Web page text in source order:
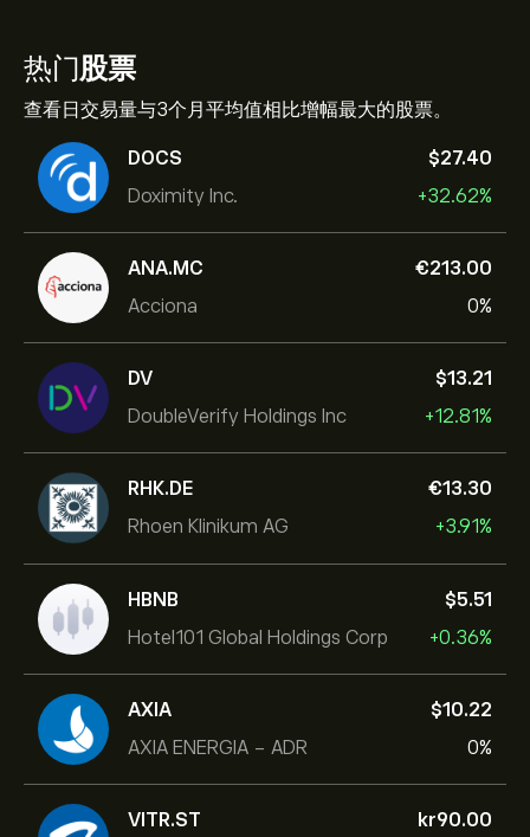
热门股票
查看日交易量与3个月平均值相比增幅最大的股票。
DOCS
Doximity Inc.
‎$‎27.40
+32.62%
ANA.MC
Acciona
‎€‎213.00
0%
DV
DoubleVerify Holdings Inc
‎$‎13.21
+12.81%
RHK.DE
Rhoen Klinikum AG
‎€‎13.30
+3.91%
HBNB
Hotel101 Global Holdings Corp
‎$‎5.51
+0.36%
AXIA
AXIA ENERGIA - ADR
‎$‎10.22
0%
VITR.ST
‎kr‎90.00